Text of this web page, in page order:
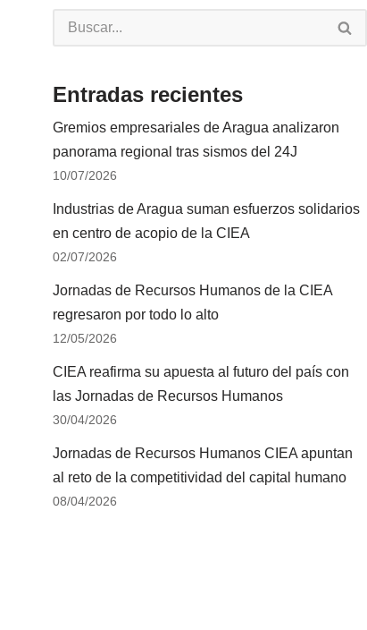
Entradas recientes
Gremios empresariales de Aragua analizaron
panorama regional tras sismos del 24J
10/07/2026
Industrias de Aragua suman esfuerzos solidarios
en centro de acopio de la CIEA
02/07/2026
Jornadas de Recursos Humanos de la CIEA
regresaron por todo lo alto
12/05/2026
CIEA reafirma su apuesta al futuro del país con
las Jornadas de Recursos Humanos
30/04/2026
Jornadas de Recursos Humanos CIEA apuntan
al reto de la competitividad del capital humano
08/04/2026